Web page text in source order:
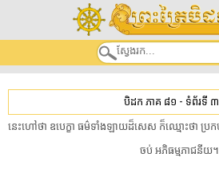
បិដក ភាគ ៨១ - ទំព័រទី
នេះ​ហៅថា ឧបេក្ខា ធម៌​ទាំងឡាយ​ដ៏​សេស ក៏​ឈ្មោះថា ប្រក
ចប់ អភិធម្ម​ភា​ជនីយ។